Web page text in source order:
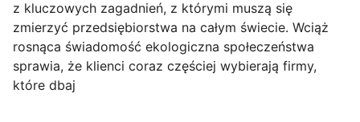
z kluczowych zagadnień, z którymi muszą się
zmierzyć przedsiębiorstwa na całym świecie. Wciąż
rosnąca świadomość ekologiczna społeczeństwa
sprawia, że klienci coraz częściej wybierają firmy,
które dbaj